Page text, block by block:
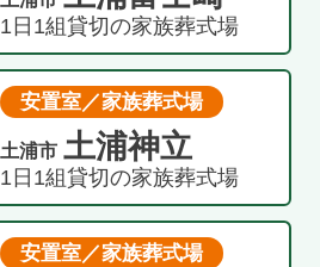
1日1組貸切の家族葬式場
安置室／家族葬式場
土浦市 土浦神立
1日1組貸切の家族葬式場
安置室／家族葬式場